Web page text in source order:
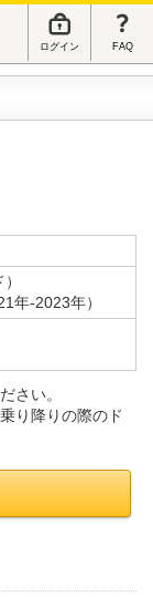
ログイン FAQ
年-2023年）
さい。
り降りの際のド